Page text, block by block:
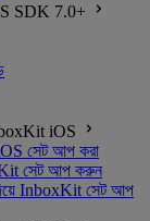
SDK 7.0+
iOS
সেট আপ করা
সেট আপ করুন
InboxKit সেট আপ